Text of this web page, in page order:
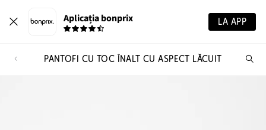
Aplicația bonprix LA APP
PANTOFI CU TOC ÎNALT CU ASPECT LĂCUIT